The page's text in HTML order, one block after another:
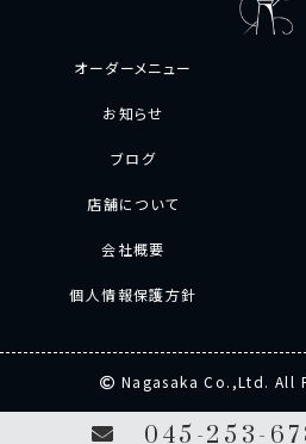
オーダーメニュー
お知らせ
ブログ
店舗について
会社概要
個人情報保護方針
Nagasaka Co.,Ltd. All
045-253-